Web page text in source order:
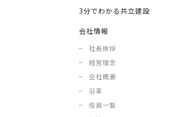
3分でわかる共立建設
会社情報
社長挨拶
経営理念
会社概要
沿革
役員一覧